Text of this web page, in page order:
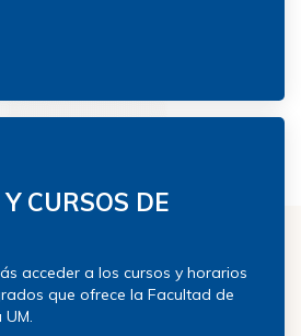
CURSOS DE
acceder a los cursos y horarios
que ofrece la Facultad de
UM.